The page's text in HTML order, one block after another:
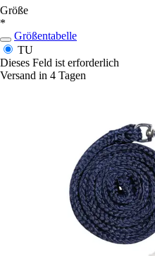
Größe
*
Größentabelle
TU
Dieses Feld ist erforderlich
Versand in 4 Tagen